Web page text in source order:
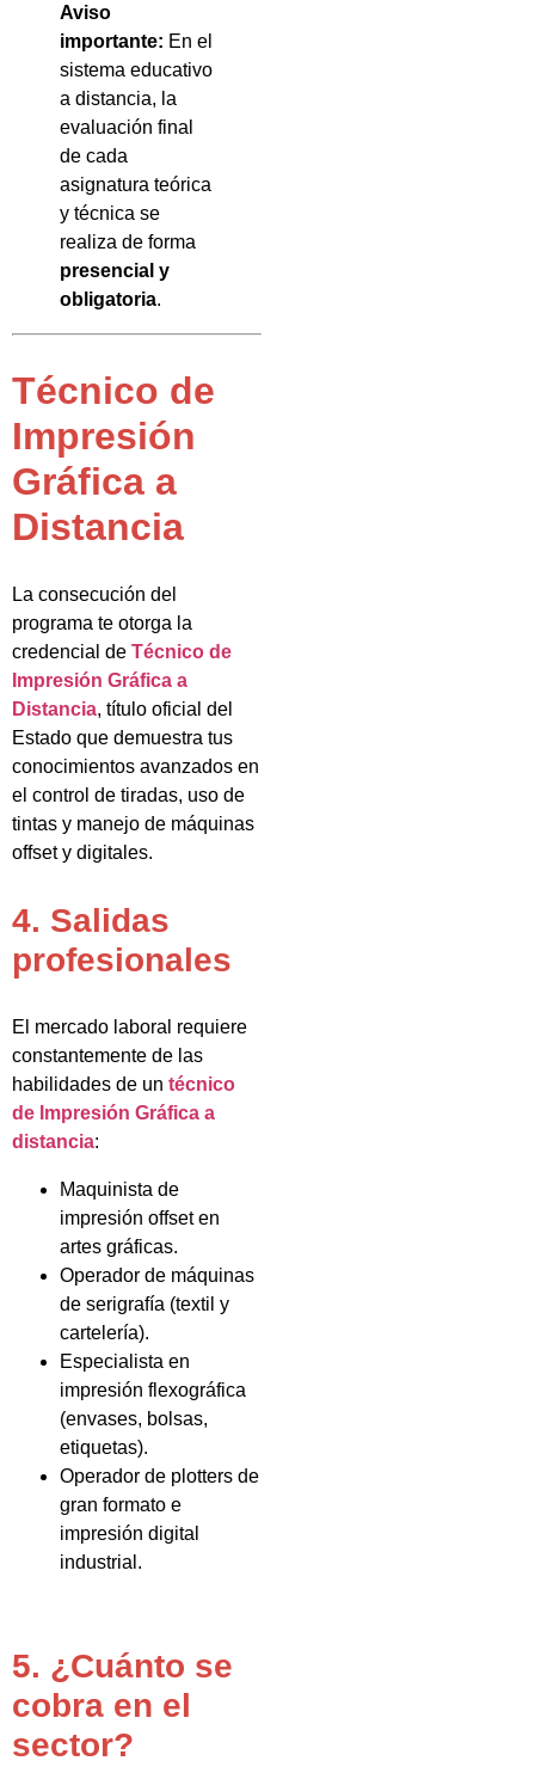
Aviso
importante: En el
sistema educativo
a distancia, la
evaluación final
de cada
asignatura teórica
y técnica se
realiza de forma
presencial y
obligatoria.
Técnico de
Impresión
Gráfica a
Distancia
La consecución del
programa te otorga la
credencial de Técnico de
Impresión Gráfica a
Distancia, título oficial del
Estado que demuestra tus
conocimientos avanzados en
el control de tiradas, uso de
tintas y manejo de máquinas
offset y digitales.
4. Salidas
profesionales
El mercado laboral requiere
constantemente de las
habilidades de un técnico
de Impresión Gráfica a
distancia:
Maquinista de
impresión offset en
artes gráficas.
Operador de máquinas
de serigrafía (textil y
cartelería).
Especialista en
impresión flexográfica
(envases, bolsas,
etiquetas).
Operador de plotters de
gran formato e
impresión digital
industrial.
5. ¿Cuánto se
cobra en el
sector?